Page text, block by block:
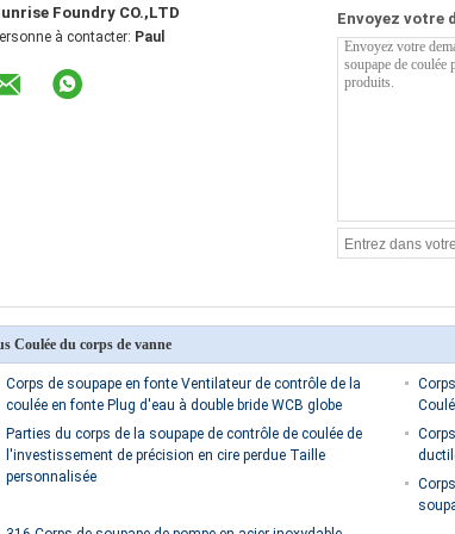
Foundry CO.,LTD
à contacter: Paul
Envoyez votre
Coulée du corps de vanne
Corps de soupape en fonte Ventilateur de contrôle de la
coulée en fonte Plug d'eau à double bride WCB globe
Parties du corps de la soupape de contrôle de coulée de
l'investissement de précision en cire perdue Taille
personnalisée